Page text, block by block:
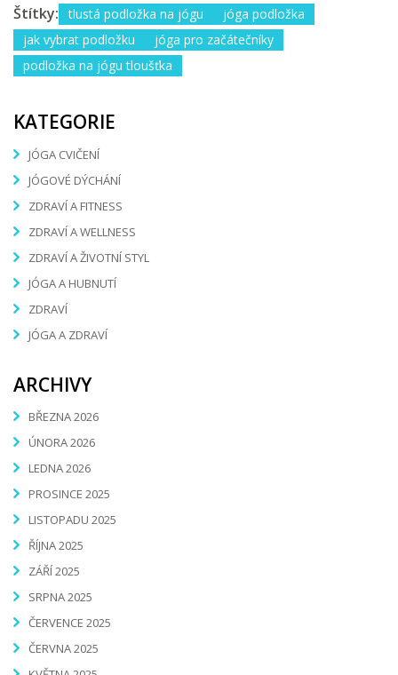
Štítky: tlustá podložka na jógu
jóga podložka
jak vybrat podložku
jóga pro začátečníky
podložka na jógu tloušťka
KATEGORIE
JÓGA CVIČENÍ
JÓGOVÉ DÝCHÁNÍ
ZDRAVÍ A FITNESS
ZDRAVÍ A WELLNESS
ZDRAVÍ A ŽIVOTNÍ STYL
JÓGA A HUBNUTÍ
ZDRAVÍ
JÓGA A ZDRAVÍ
ARCHIVY
BŘEZNA 2026
ÚNORA 2026
LEDNA 2026
PROSINCE 2025
LISTOPADU 2025
ŘÍJNA 2025
ZÁŘÍ 2025
SRPNA 2025
ČERVENCE 2025
ČERVNA 2025